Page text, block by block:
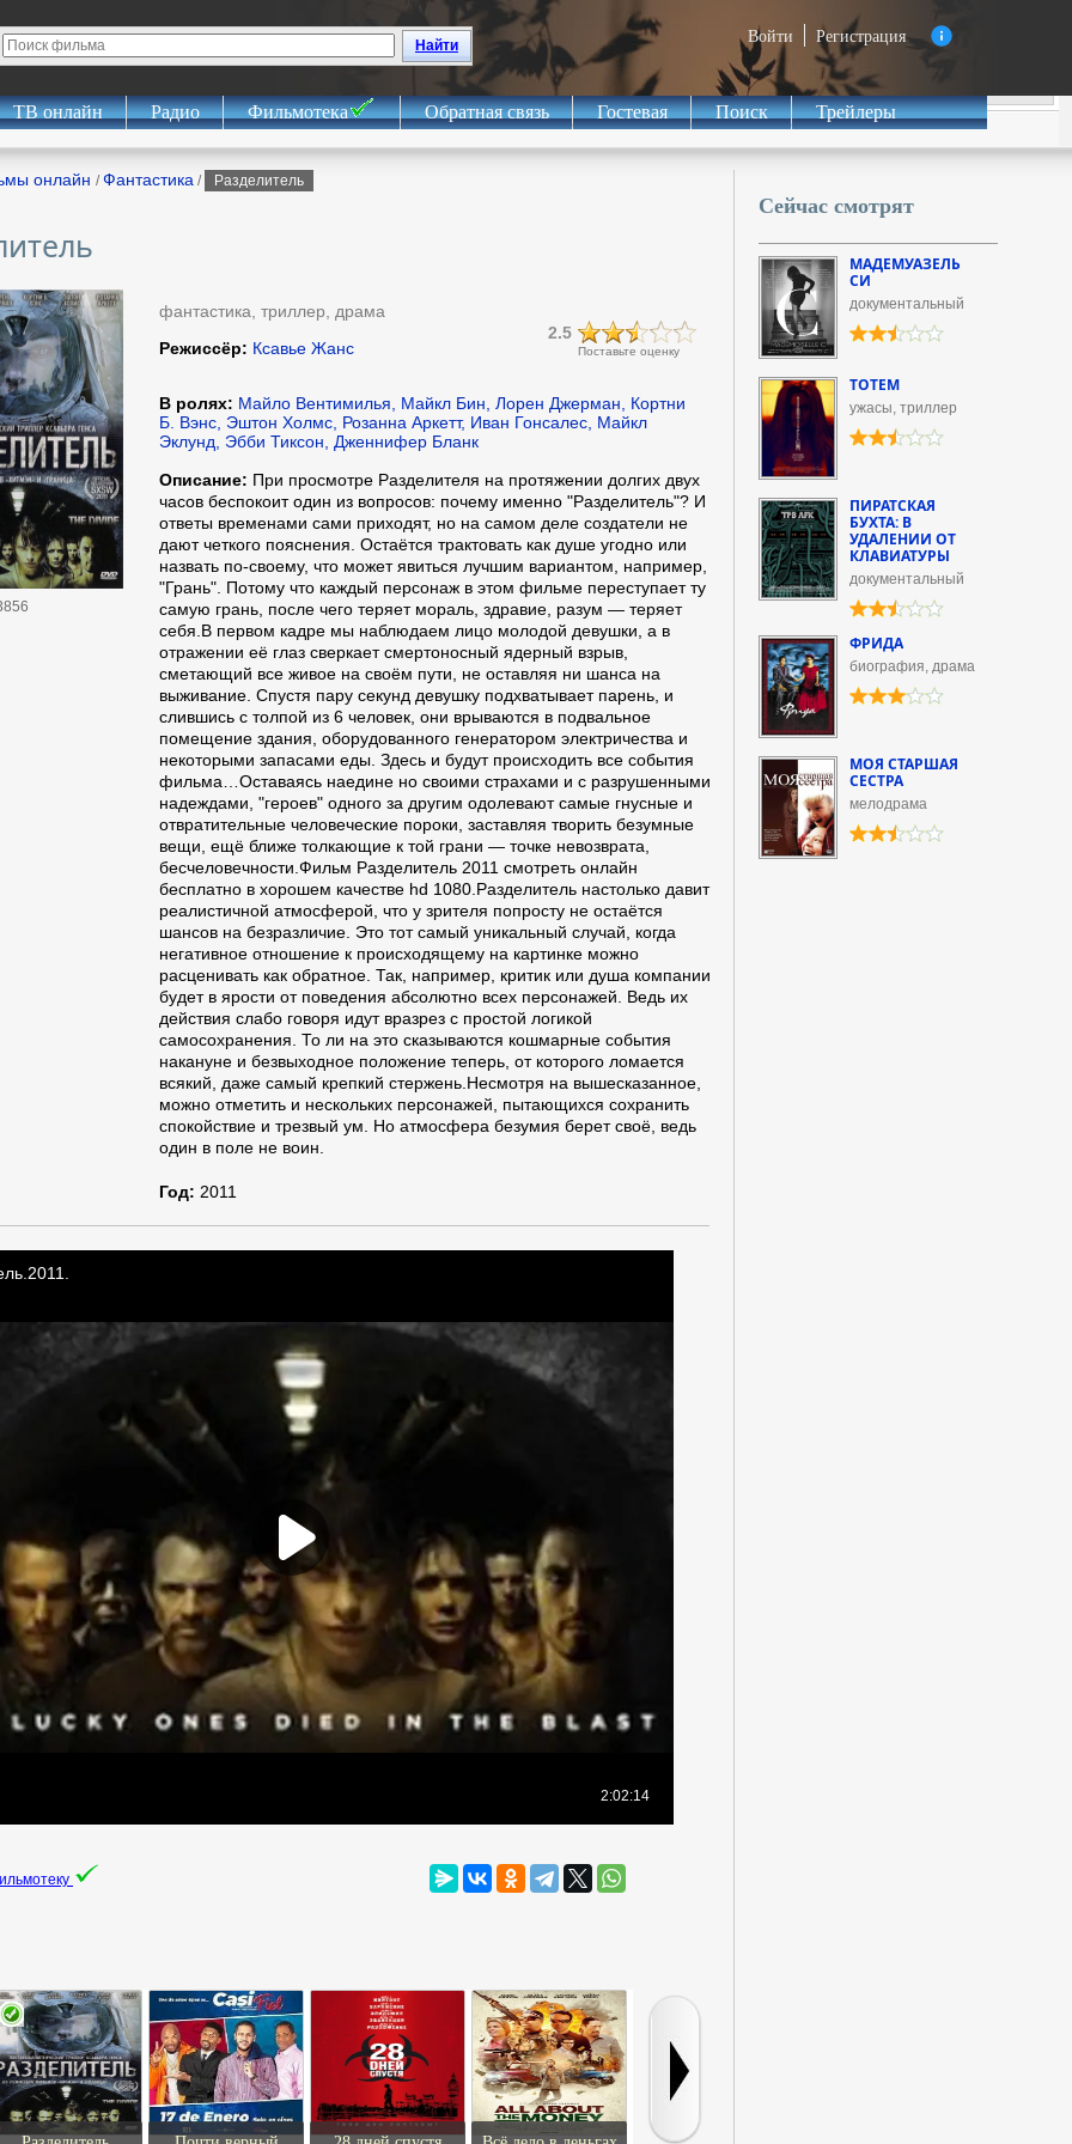
Войти Регистрация
Найти
ТВ онлайн Радио Фильмотека Обратная связь Гостевая Поиск Трейлеры
онлайн /Фантастика / Разделитель
фантастика, триллер, драма
Поставьте оценку
2.5
Режиссёр: Ксавье Жанс
В ролях: Майло Вентимилья, Майкл Бин, Лорен Джерман, Кортни
Б. Вэнс, Эштон Холмс, Розанна Аркетт, Иван Гонсалес, Майкл
Эклунд, Эбби Тиксон, Дженнифер Бланк
Описание: При просмотре Разделителя на протяжении долгих двух
часов беспокоит один из вопросов: почему именно "Разделитель"? И
ответы временами сами приходят, но на самом деле создатели не
дают четкого пояснения. Остаётся трактовать как душе угодно или
назвать по-своему, что может явиться лучшим вариантом, например,
"Грань". Потому что каждый персонаж в этом фильме переступает ту
самую грань, после чего теряет мораль, здравие, разум — теряет
себя.В первом кадре мы наблюдаем лицо молодой девушки, а в
отражении её глаз сверкает смертоносный ядерный взрыв,
сметающий все живое на своём пути, не оставляя ни шанса на
выживание. Спустя пару секунд девушку подхватывает парень, и
слившись с толпой из 6 человек, они врываются в подвальное
помещение здания, оборудованного генератором электричества и
некоторыми запасами еды. Здесь и будут происходить все события
фильма…Оставаясь наедине но своими страхами и с разрушенными
надеждами, "героев" одного за другим одолевают самые гнусные и
отвратительные человеческие пороки, заставляя творить безумные
вещи, ещё ближе толкающие к той грани — точке невозврата,
бесчеловечности.Фильм Разделитель 2011 смотреть онлайн
бесплатно в хорошем качестве hd 1080.Разделитель настолько давит
реалистичной атмосферой, что у зрителя попросту не остаётся
шансов на безразличие. Это тот самый уникальный случай, когда
негативное отношение к происходящему на картинке можно
расценивать как обратное. Так, например, критик или душа компании
будет в ярости от поведения абсолютно всех персонажей. Ведь их
действия слабо говоря идут вразрез с простой логикой
самосохранения. То ли на это сказываются кошмарные события
накануне и безвыходное положение теперь, от которого ломается
всякий, даже самый крепкий стержень.Несмотря на вышесказанное,
можно отметить и нескольких персонажей, пытающихся сохранить
спокойствие и трезвый ум. Но атмосфера безумия берет своё, ведь
один в поле не воин.
Год: 2011
Сейчас смотрят
МАДЕМУАЗЕЛЬ
СИ
документальный
ТОТЕМ
ужасы, триллер
ПИРАТСКАЯ
БУХТА: В
УДАЛЕНИИ ОТ
КЛАВИАТУРЫ
документальный
ФРИДА
биография, драма
МОЯ СТАРШАЯ
СЕСТРА
мелодрама